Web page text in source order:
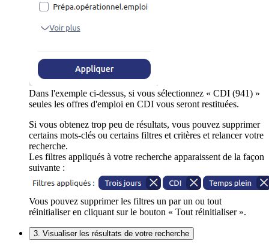
Dans l'exemple ci-dessus, si vous sélectionnez « CDI (941) »
seules les offres d'emploi en CDI vous seront restituées.
Si vous obtenez trop peu de résultats, vous pouvez supprimer
certains mots-clés ou certains filtres et critères et relancer votre
recherche.
Les filtres appliqués à votre recherche apparaissent de la façon
suivante :
Vous pouvez supprimer les filtres un par un ou tout
réinitialiser en cliquant sur le bouton « Tout réinitialiser ».
3. Visualiser les résultats de votre recherche